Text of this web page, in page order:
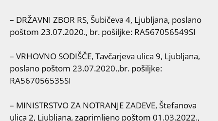
– DRŽAVNI ZBOR RS, Šubičeva 4, Ljubljana, poslano
poštom 23.07.2020., br. pošiljke: RA567056549SI
– VRHOVNO SODIŠČE, Tavčarjeva ulica 9, Ljubljana,
poslano poštom 23.07.2020.,br. pošiljke:
RA567056535SI
– MINISTRSTVO ZA NOTRANJE ZADEVE, Štefanova
ulica 2, Ljubljana, zaprimljeno poštom 01.03.2022.,